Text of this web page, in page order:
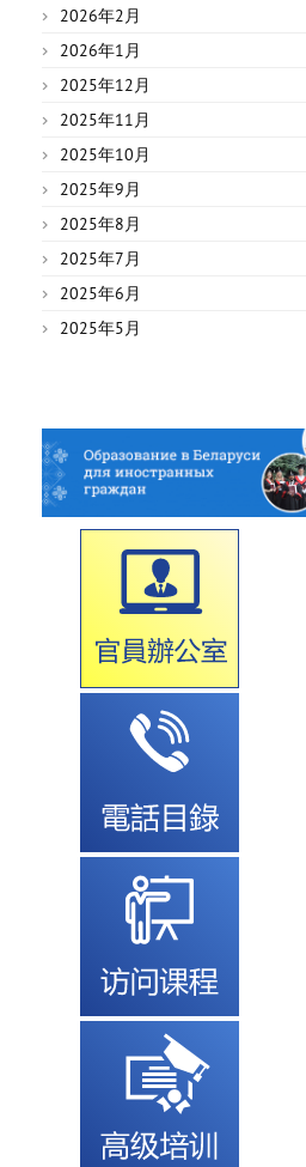
2026年2月
2026年1月
2025年12月
2025年11月
2025年10月
2025年9月
2025年8月
2025年7月
2025年6月
2025年5月